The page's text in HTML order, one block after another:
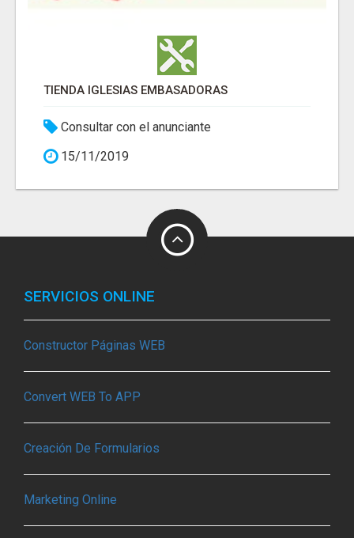
TIENDA IGLESIAS EMBASADORAS
Consultar con el anunciante
15/11/2019
SERVICIOS ONLINE
Constructor Páginas WEB
Convert WEB To APP
Creación De Formularios
Marketing Online